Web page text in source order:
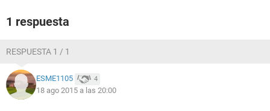
1 respuesta
RESPUESTA 1 / 1
ESME1105 4
18 ago 2015 a las 20:00